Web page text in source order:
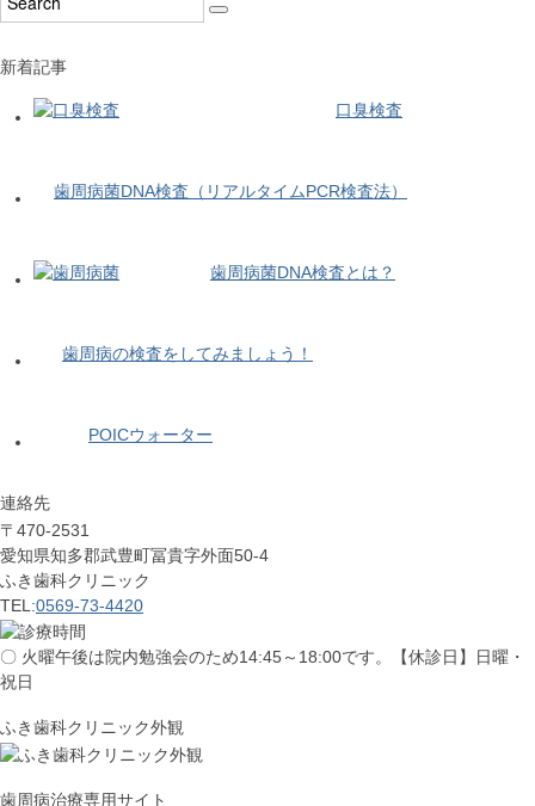
新着記事
口臭検査
歯周病菌DNA検査（リアルタイムPCR検査法）
歯周病菌DNA検査とは？
歯周病の検査をしてみましょう！
POICウォーター
連絡先
〒470-2531
愛知県知多郡武豊町冨貴字外面50-4
ふき歯科クリニック
TEL:0569-73-4420
〇 火曜午後は院内勉強会のため14:45～18:00です。【休診日】日曜・
祝日
ふき歯科クリニック外観
歯周病治療専用サイト